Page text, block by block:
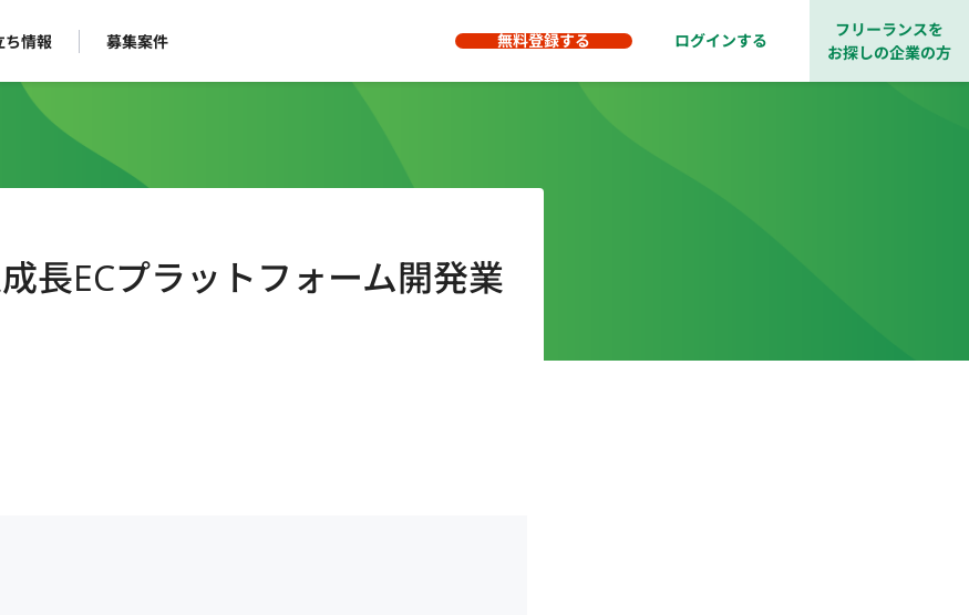
ち情報 募集案件 無料登録する ログインする
フリーランスを
お探しの企業の方
長ECプラットフォーム開発業